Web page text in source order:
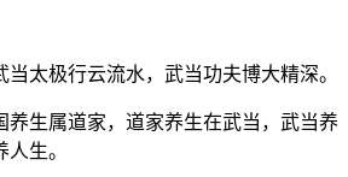
太极行云流水，武当功夫博大精深。
养生属道家，道家养生在武当，武当养
生。